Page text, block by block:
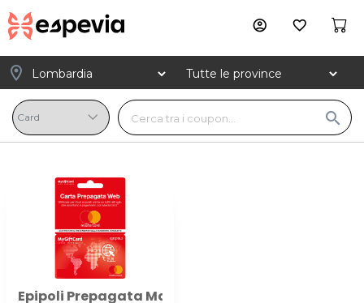
search
account_circle favorite_border
location_on
Epipoli Prepagata Mastercard Web